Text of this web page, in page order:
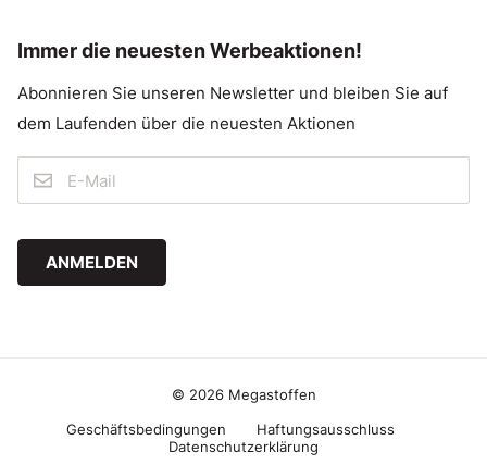
Immer die neuesten Werbeaktionen!
Abonnieren Sie unseren Newsletter und bleiben Sie auf
dem Laufenden über die neuesten Aktionen
ANMELDEN
© 2026 Megastoffen
Geschäftsbedingungen
Haftungsausschluss
Datenschutzerklärung